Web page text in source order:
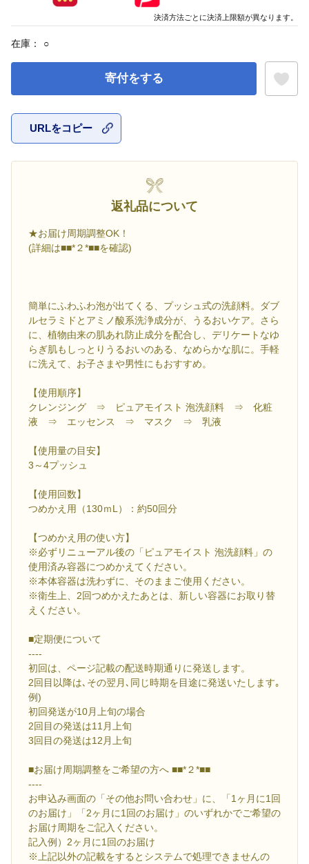
在庫： ○
寄付をする
URLをコピー
返礼品について
★お届け周期調整OK！
(詳細は■■*２*■■を確認)
簡単にふわふわ泡が出てくる、プッシュ式の洗顔料。ダブ
ルセラミドとアミノ酸系洗浄成分が、うるおいケア。さら
に、植物由来の肌あれ防止成分を配合し、デリケートなゆ
らぎ肌もしっとりうるおいのある、なめらかな肌に。手軽
に洗えて、お子さまや男性にもおすすめ。
【使用順序】
クレンジング ⇒ ピュアモイスト 泡洗顔料 ⇒ 化粧
液 ⇒ エッセンス ⇒ マスク ⇒ 乳液
【使用量の目安】
3～4プッシュ
【使用回数】
つめかえ用（130ｍL）：約50回分
【つめかえ用の使い方】
※必ずリニューアル後の「ピュアモイスト 泡洗顔料」の
使用済み容器につめかえてください。
※本体容器は洗わずに、そのままご使用ください。
※衛生上、2回つめかえたあとは、新しい容器にお取り替
えください。
■定期便について
----
初回は、ページ記載の配送時期通りに発送します。
2回目以降は､その翌月､同じ時期を目途に発送いたします｡
例)
初回発送が10月上旬の場合
2回目の発送は11月上旬
3回目の発送は12月上旬
■お届け周期調整をご希望の方へ ■■*２*■■
----
お申込み画面の「その他お問い合わせ」に、「1ヶ月に1回
のお届け」「2ヶ月に1回のお届け」のいずれかでご希望の
お届け周期をご記入ください。
記入例）2ヶ月に1回のお届け
※上記以外の記載をするとシステムで処理できませんの
決済方法ごとに決済上限額が異なります。